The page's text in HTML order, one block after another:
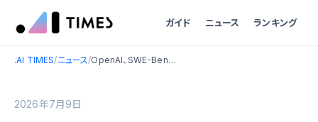
ガイド ニュース ランキング
.AI TIMES/ニュース/ OpenAI、SWE-Bench Proの約30%に欠陥 – コード評価ベンチマークの信頼性に警鐘
2026年7月9日